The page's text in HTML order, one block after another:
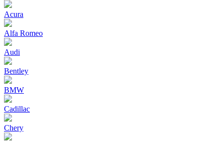
Acura
Alfa Romeo
Audi
Bentley
BMW
Cadillac
Chery